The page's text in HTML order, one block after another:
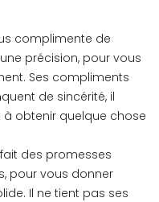
complimente de
précision, pour vous
Ses compliments
de sincérité, il
obtenir quelque chose
des promesses
pour vous donner
Il ne tient pas ses